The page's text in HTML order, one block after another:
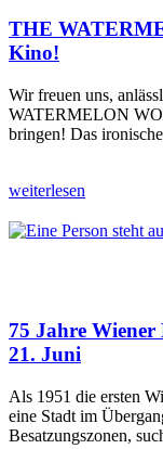
THE
Kino!
Wir freuen uns,
WATERMELON
bringen! Das
weiterlesen
75 Jahre Wiener
21. Juni
Als 1951 die ersten
eine Stadt im
Besatzungszonen,